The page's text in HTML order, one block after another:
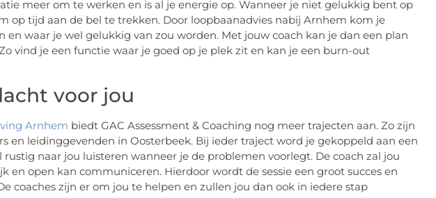
meer om te werken en is al je energie op. Wanneer je niet gelukkig bent op
op tijd aan de bel te trekken. Door loopbaanadvies nabij Arnhem kom je
waar je wel gelukkig van zou worden. Met jouw coach kan je dan een plan
vind je een functie waar je goed op je plek zit en kan je een burn-out
voor jou
Arnhem biedt GAC Assessment & Coaching nog meer trajecten aan. Zo zijn
en leidinggevenden in Oosterbeek. Bij ieder traject word je gekoppeld aan een
rustig naar jou luisteren wanneer je de problemen voorlegt. De coach zal jou
en open kan communiceren. Hierdoor wordt de sessie een groot succes en
coaches zijn er om jou te helpen en zullen jou dan ook in iedere stap